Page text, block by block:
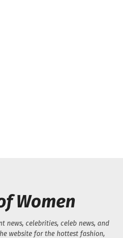
Women
news, celebrities, celeb news, and
website for the hottest fashion,